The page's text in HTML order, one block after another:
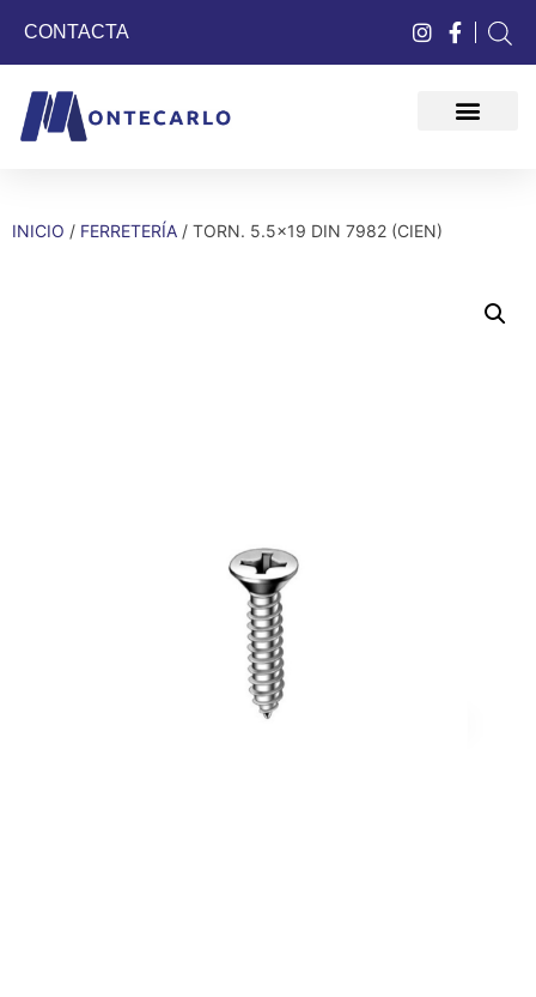
CONTACTA
INICIO / FERRETERÍA / TORN. 5.5×19 DIN 7982 (CIEN)